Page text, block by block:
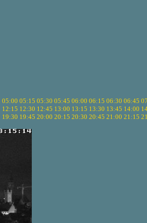
05:00 05:15 05:30 05:45 06:00 06:15 06:30 06:45
12:15 12:30 12:45 13:00 13:15 13:30 13:45 14:00
19:30 19:45 20:00 20:15 20:30 20:45 21:00 21:15